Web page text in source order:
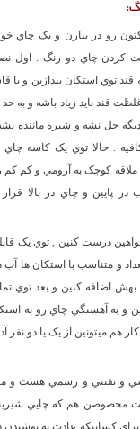
رو در بيارن و يک چاي
کردن چاي دو رنگ . اول
توي استکان بندازين و
قند بايد زياد باشه و به
حل نشه و شيره ماننده
حبه قند کافيه . حالا توي يک کاسه
ملاقه کوچک به آرومي و کم
در پايين و چاي در بالا
درست کنين , توي يک
و متناسب با استکان ها آب
بهش اضافه کنين و بعد توي
و به آهستگي چاي رو به
هم ميتونين از يک يا دو نفر
و تفنني و رسمي هست و
مخصوصن هم که چايي